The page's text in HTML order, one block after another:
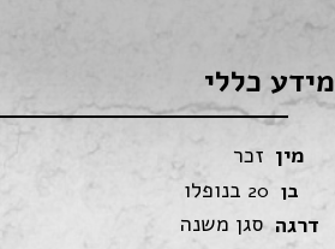
מידע כללי
מין זכר
בן 20 בנופלו
דרגה סגן משנה